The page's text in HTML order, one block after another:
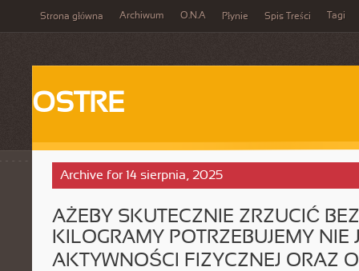
Strona główna Archiwum O.N.A Płynie Spis Treści Tagi
OSTRE
Archive for 14 sierpnia, 2025
AŻEBY SKUTECZNIE ZRZUCIĆ
KILOGRAMY POTRZEBUJEMY NIE
AKTYWNOŚCI FIZYCZNEJ ORAZ